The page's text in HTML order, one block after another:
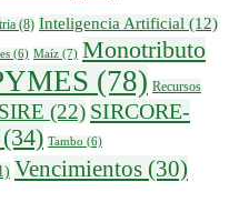
(8) Inteligencia Artificial (12)
(6) Maíz (7) Monotributo
(78) Recursos
(22) SIRCORE-
(34) Tambo (6)
Vencimientos (30)